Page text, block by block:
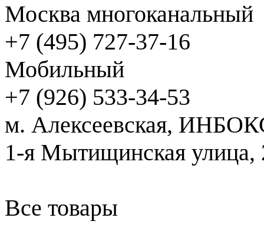
Москва многоканальный
+7 (495) 727-37-16
Мобильный
+7 (926) 533-34-53
м. Алексеевская,
1-я Мытищинская улица,
Все товары